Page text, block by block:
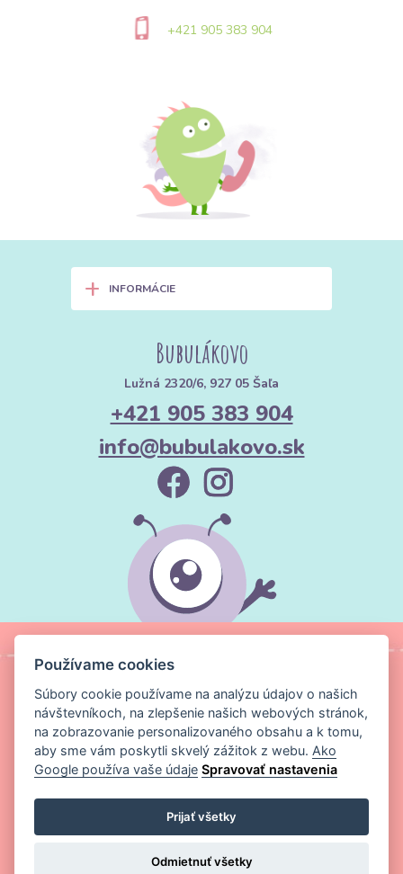
+421 905 383 904
+ INFORMÁCIE
Bubulákovo
Lužná 2320/6, 927 05 Šaľa
+421 905 383 904
info@bubulakovo.sk
Používame cookies
Súbory cookie používame na analýzu údajov o našich
návštevníkoch, na zlepšenie našich webových stránok,
na zobrazovanie personalizovaného obsahu a k tomu,
aby sme vám poskytli skvelý zážitok z webu. Ako
Google používa vaše údaje Spravovať nastavenia
Prijať všetky
Odmietnuť všetky